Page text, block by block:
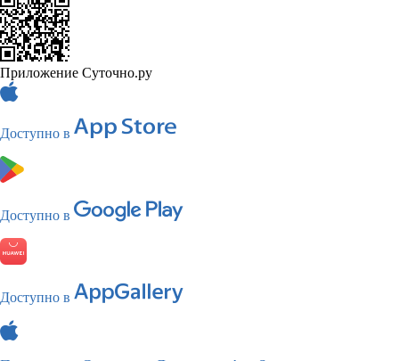
Приложение Суточно.ру
Доступно в
Доступно в
Доступно в